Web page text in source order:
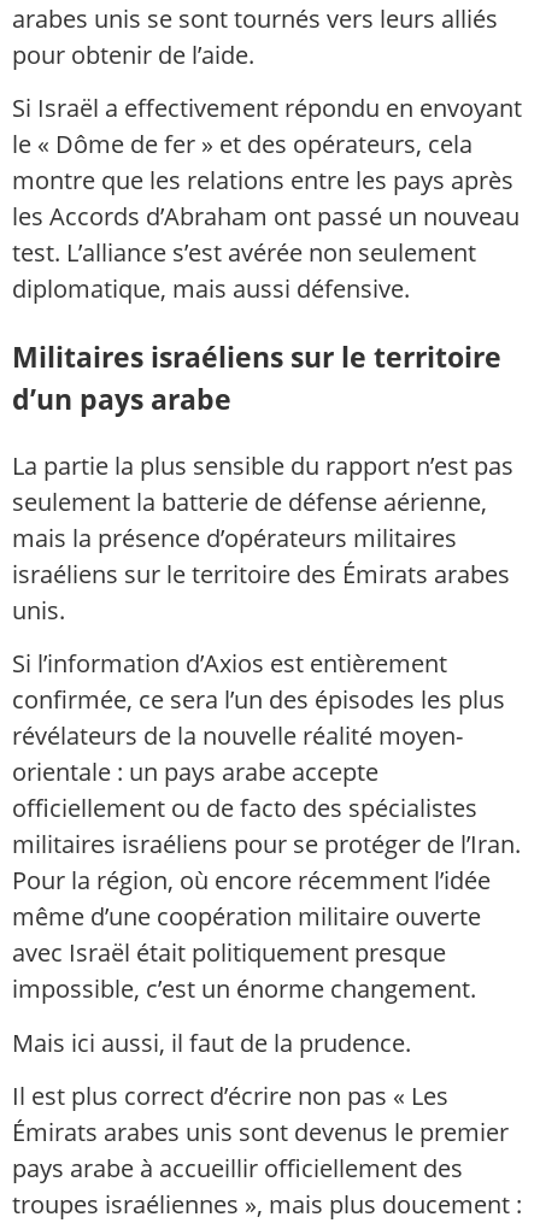
arabes unis se sont tournés vers leurs alliés
pour obtenir de l’aide.
Si Israël a effectivement répondu en envoyant
le « Dôme de fer » et des opérateurs, cela
montre que les relations entre les pays après
les Accords d’Abraham ont passé un nouveau
test. L’alliance s’est avérée non seulement
diplomatique, mais aussi défensive.
Militaires israéliens sur le territoire
d’un pays arabe
La partie la plus sensible du rapport n’est pas
seulement la batterie de défense aérienne,
mais la présence d’opérateurs militaires
israéliens sur le territoire des Émirats arabes
unis.
Si l’information d’Axios est entièrement
confirmée, ce sera l’un des épisodes les plus
révélateurs de la nouvelle réalité moyen-
orientale : un pays arabe accepte
officiellement ou de facto des spécialistes
militaires israéliens pour se protéger de l’Iran.
Pour la région, où encore récemment l’idée
même d’une coopération militaire ouverte
avec Israël était politiquement presque
impossible, c’est un énorme changement.
Mais ici aussi, il faut de la prudence.
Il est plus correct d’écrire non pas « Les
Émirats arabes unis sont devenus le premier
pays arabe à accueillir officiellement des
troupes israéliennes », mais plus doucement :